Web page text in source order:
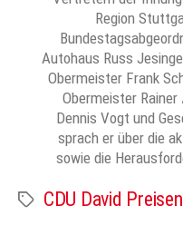
Region
Autohaus Russ
Obermeister Frank
Obermeister
Dennis Vogt und
sprach er über die
sowie die
Schlagwörter
CDU David